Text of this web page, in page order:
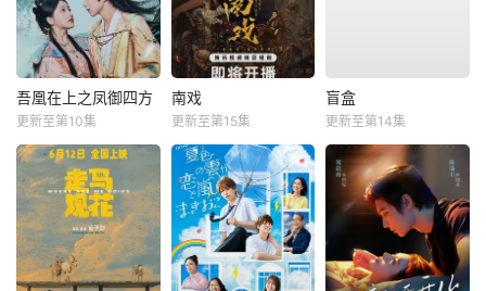
吾凰在上之凤御四方
更新至第10集
南戏
更新至第15集
盲盒
更新至第14集